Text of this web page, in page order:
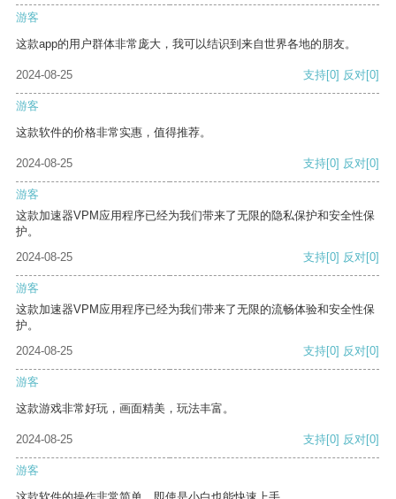
游客
这款app的用户群体非常庞大，我可以结识到来自世界各地的朋友。
2024-08-25 支持[0] 反对[0]
游客
这款软件的价格非常实惠，值得推荐。
2024-08-25 支持[0] 反对[0]
游客
这款加速器VPM应用程序已经为我们带来了无限的隐私保护和安全性保
护。
2024-08-25
支持[0] 反对[0]
游客
这款加速器VPM应用程序已经为我们带来了无限的流畅体验和安全性保
护。
2024-08-25
支持[0] 反对[0]
游客
这款游戏非常好玩，画面精美，玩法丰富。
2024-08-25 支持[0] 反对[0]
游客